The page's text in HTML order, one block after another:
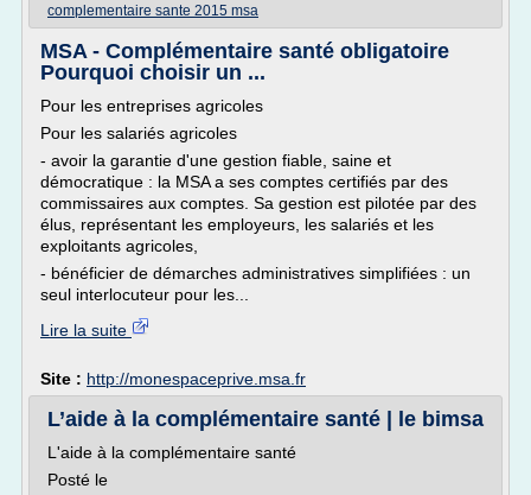
complementaire sante 2015 msa
MSA - Complémentaire santé obligatoire
Pourquoi choisir un ...
Pour les entreprises agricoles
Pour les salariés agricoles
- avoir la garantie d'une gestion fiable, saine et
démocratique : la MSA a ses comptes certifiés par des
commissaires aux comptes. Sa gestion est pilotée par des
élus, représentant les employeurs, les salariés et les
exploitants agricoles,
- bénéficier de démarches administratives simplifiées : un
seul interlocuteur pour les...
Lire la suite
Site : http://monespaceprive.msa.fr
L’aide à la complémentaire santé | le bimsa
L'aide à la complémentaire santé
Posté le